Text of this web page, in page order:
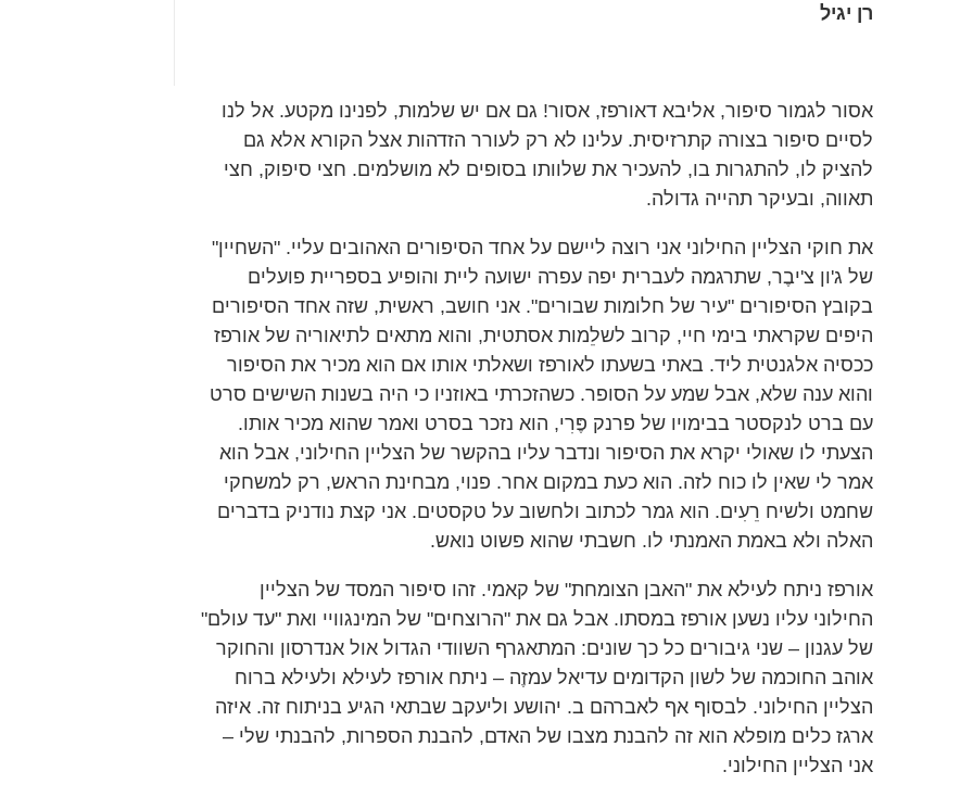
רן יגיל
אסור לגמור סיפור, אליבא דאורפז, אסור! גם אם יש שלמות, לפנינו מקטע. אל לנו
לסיים סיפור בצורה קתרזיסית. עלינו לא רק לעורר הזדהות אצל הקורא אלא גם
להציק לו, להתגרות בו, להעכיר את שלוותו בסופים לא מושלמים. חצי סיפוק, חצי
תאווה, ובעיקר תהייה גדולה.
את חוקי הצליין החילוני אני רוצה ליישם על אחד הסיפורים האהובים עליי. "השחיין"
של ג'ון צ'יבֶר, שתרגמה לעברית יפה עפרה ישועה ליית והופיע בספריית פועלים
בקובץ הסיפורים "עיר של חלומות שבורים". אני חושב, ראשית, שזה אחד הסיפורים
היפים שקראתי בימי חיי, קרוב לשלֵמות אסתטית, והוא מתאים לתיאוריה של אורפז
ככסיה אלגנטית ליד. באתי בשעתו לאורפז ושאלתי אותו אם הוא מכיר את הסיפור
והוא ענה שלא, אבל שמע על הסופר. כשהזכרתי באוזניו כי היה בשנות השישים סרט
עם ברט לנקסטר בבימויו של פרנק פֶּרִי, הוא נזכר בסרט ואמר שהוא מכיר אותו.
הצעתי לו שאולי יקרא את הסיפור ונדבר עליו בהקשר של הצליין החילוני, אבל הוא
אמר לי שאין לו כוח לזה. הוא כעת במקום אחר. פנוי, מבחינת הראש, רק למשחקי
שחמט ולשיח רֵעִים. הוא גמר לכתוב ולחשוב על טקסטים. אני קצת נודניק בדברים
האלה ולא באמת האמנתי לו. חשבתי שהוא פשוט נואש.
אורפז ניתח לעילא את "האבן הצומחת" של קאמי. זהו סיפור המסד של הצליין
החילוני עליו נשען אורפז במסתו. אבל גם את "הרוצחים" של המינגוויי ואת "עד עולם"
של עגנון – שני גיבורים כל כך שונים: המתאגרף השוודי הגדול אול אנדרסון והחוקר
אוהב החוכמה של לשון הקדומים עדיאל עמזֶה – ניתח אורפז לעילא ולעילא ברוח
הצליין החילוני. לבסוף אף לאברהם ב. יהושע וליעקב שבתאי הגיע בניתוח זה. איזה
ארגז כלים מופלא הוא זה להבנת מצבו של האדם, להבנת הספרות, להבנתי שלי –
אני הצליין החילוני.